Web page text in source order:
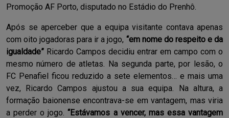
Promoção AF Porto, disputado no Estádio do Prenhô.
Após se aperceber que a equipa visitante contava apenas
com oito jogadoras para ir a jogo, “em nome do respeito e da
igualdade” Ricardo Campos decidiu entrar em campo com o
mesmo número de atletas. Na segunda parte, por lesão, o
FC Penafiel ficou reduzido a sete elementos… e mais uma
vez, Ricardo Campos ajustou a sua equipa. Na altura, a
formação baionense encontrava-se em vantagem, mas viria
a perder o jogo. “Estávamos a vencer, mas essa vantagem